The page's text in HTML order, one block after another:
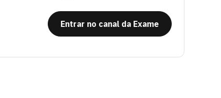
Entrar no canal da Exame